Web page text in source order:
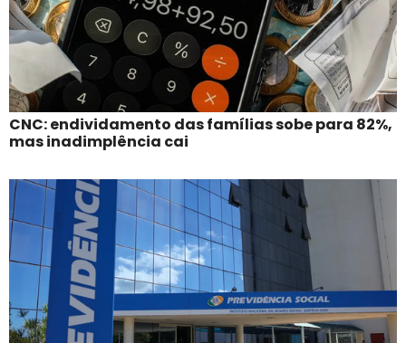
CNC: endividamento das famílias sobe para 82%,
mas inadimplência cai